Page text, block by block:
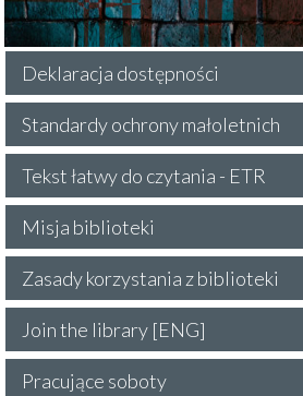
Deklaracja dostępności
Standardy ochrony małoletnich
Tekst łatwy do czytania - ETR
Misja biblioteki
Zasady korzystania z biblioteki
Join the library [ENG]
Pracujące soboty